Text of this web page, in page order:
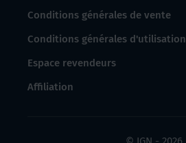
Conditions générales de vente
Conditions générales d'utilisation
Espace revendeurs
Affiliation